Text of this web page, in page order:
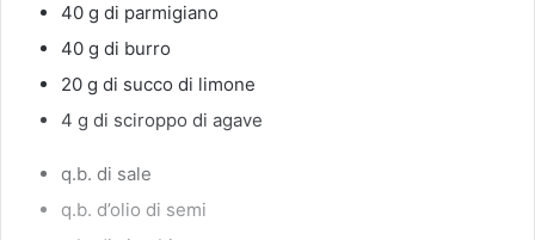
40 g di parmigiano
40 g di burro
20 g di succo di limone
4 g di sciroppo di agave
q.b. di sale
q.b. d’olio di semi